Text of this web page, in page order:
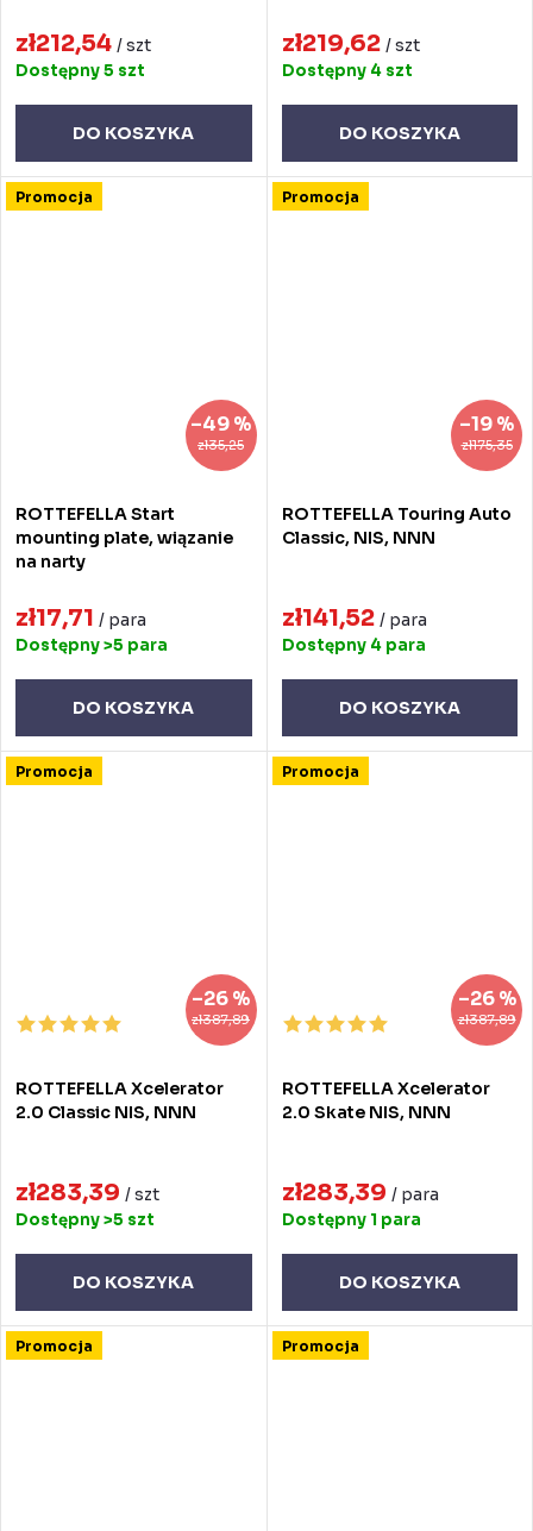
zł212,54 / szt
Dostępny5 szt
DO KOSZYKA
zł219,62 / szt
Dostępny 4 szt
DO KOSZYKA
Promocja
zł35,25
–49 %
ROTTEFELLA Start
mounting plate, wiązanie
na narty
zł17,71 / para
Dostępny>5 para
DO KOSZYKA
Promocja
zł175,35
–19 %
ROTTEFELLA Touring Auto
Classic, NIS, NNN
zł141,52 / para
Dostępny 4 para
DO KOSZYKA
Promocja
zł387,89
–26 %
ROTTEFELLA Xcelerator
2.0 Classic NIS, NNN
zł283,39 / szt
Dostępny>5 szt
DO KOSZYKA
Promocja
zł387,89
–26 %
ROTTEFELLA Xcelerator
2.0 Skate NIS, NNN
zł283,39 / para
Dostępny 1 para
DO KOSZYKA
Promocja Promocja